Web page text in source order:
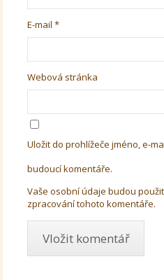
E-mail*
Webová stránka
Uložit do prohlížeče jméno, e-
budoucí komentáře.
Vaše osobní údaje budou
zpracování tohoto komentáře.